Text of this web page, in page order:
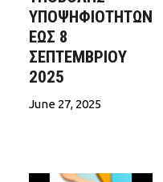
ΥΠΟΨΗΦΙΟΤΗΤΩΝ
ΕΩΣ 8
ΣΕΠΤΕΜΒΡΙΟΥ
2025
June 27, 2025